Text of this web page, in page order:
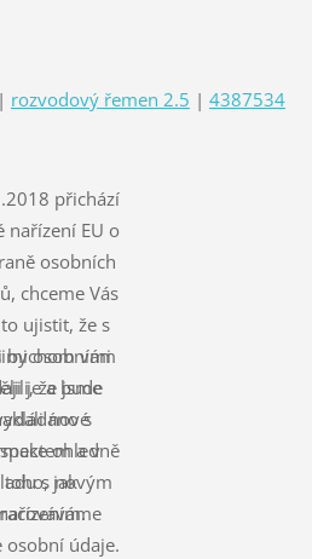
| rozvodový řemen 2.5 | 4387534
přichází
nařízení EU o
osobních
chceme Vás
ujistit, že s
osobními
je a bude
s
a v
s novým
bychom vám
že jsme
nové
ohledně
toho, jak
osobní údaje.